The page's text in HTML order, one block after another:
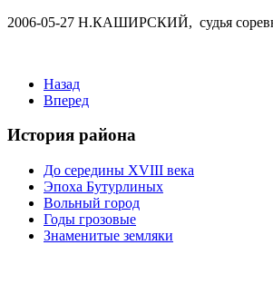
2006-05-27 Н.КАШИРСКИЙ, судья
Назад
Вперед
История района
До середины XVIII века
Эпоха Бутурлиных
Вольный город
Годы грозовые
Знаменитые земляки